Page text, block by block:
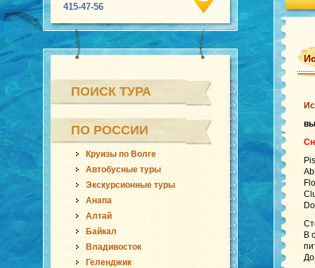
415-47-56
ПОИСК ТУРА
ПО РОССИИ
Круизы по Волге
Автобусные туры
Экскурсионные туры
Анапа
Алтай
Байкал
Владивосток
Геленджик
В